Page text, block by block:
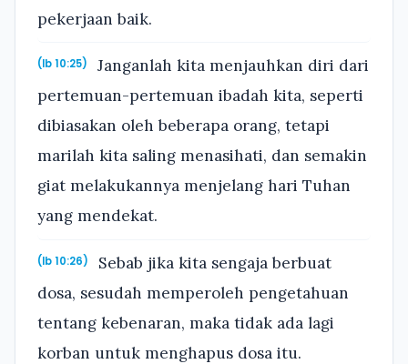
pekerjaan baik.
(Ib 10:25)
Janganlah kita menjauhkan diri dari
pertemuan-pertemuan ibadah kita, seperti
dibiasakan oleh beberapa orang, tetapi
marilah kita saling menasihati, dan semakin
giat melakukannya menjelang hari Tuhan
yang mendekat.
(Ib 10:26)
Sebab jika kita sengaja berbuat
dosa, sesudah memperoleh pengetahuan
tentang kebenaran, maka tidak ada lagi
korban untuk menghapus dosa itu.